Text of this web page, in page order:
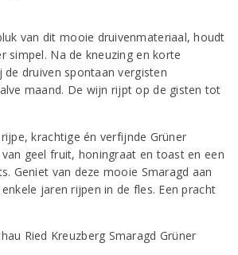
van dit mooie druivenmateriaal, houdt
simpel. Na de kneuzing en korte
de druiven spontaan vergisten
maand. De wijn rijpt op de gisten tot
krachtige én verfijnde Grüner
geel fruit, honingraat en toast en een
Geniet van deze mooie Smaragd aan
jaren rijpen in de fles. Een pracht